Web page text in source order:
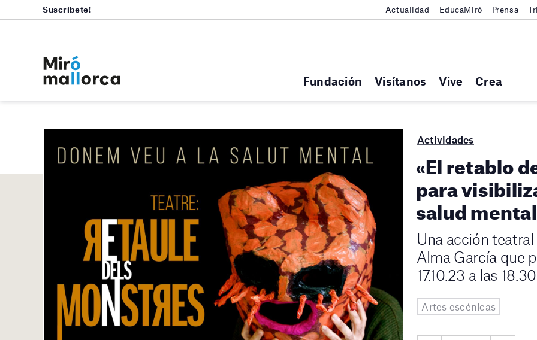
Fundación Visítanos Vive Crea
Suscríbete! Actualidad EducaMiró Prensa
Actividades
«El retablo
para
salud mental
Una acción
Alma García que
17.10.23 a las
Artes escénicas